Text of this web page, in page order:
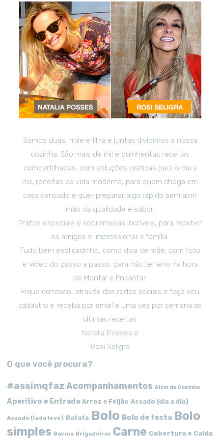
Somos duas, mãe e filha e juntas dividimos a nossa
cozinha. São mais de mil e quinhentas receitas
compartilhadas, com soluções práticas para o dia a
dia, receitas da vida moderna, para quem chega em
casa cansado e quer preparar algo rápido sem abrir
mão da qualidade e sabor.
Pratos especiais e sobremesas incríveis, para receber
os amigos e impressionar a família.
Tudo bem explicadinho, como dica de mãe, com foto
e vídeo do passo a passo, para não ter erro na hora
de Montar e Encantar.
Fique conosco, através das redes sociais e faça seu
cadastro e receba por email e uma vez por semana as
ultimas receitas.
Natalia Posses e
Rosi Seligra
O que você procura?
#assimqfaz Acompanhamentos Além da Cozinha
Aperitivo e Entrada Arroz e Feijão Assado (dia a dia)
Assado (lado leve) Batata Bolo Bolo de festa Bolo
simples Bovina Brigadeiros Carne Cobertura e Calda